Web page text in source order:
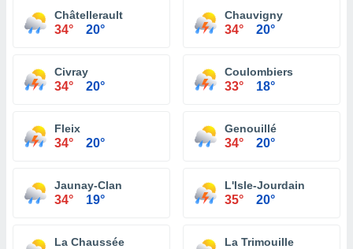
Châtellerault
34° 20°
Chauvigny
34° 20°
Civray
34° 20°
Coulombiers
33° 18°
Fleix
34° 20°
Genouillé
34° 20°
Jaunay-Clan
34° 19°
L'Isle-Jourdain
35° 20°
La Chaussée La Trimouille